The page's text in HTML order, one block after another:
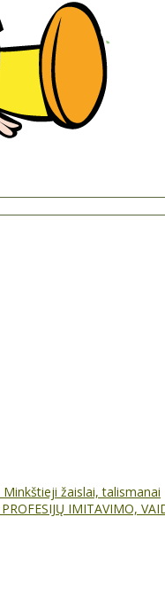
Minkštieji žaislai, talismanai
PROFESIJŲ IMITAVIMO,